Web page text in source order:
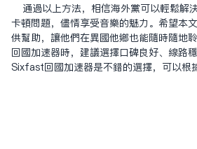
通过以上方法，相信海外党可以轻松解
卡顿问题，尽情享受音乐的魅力。希望本
供帮助，让他们在异国他乡也能随时随地
回国加速器时，建议选择口碑良好、线路
Sixfast回国加速器是不错的选择，可以根